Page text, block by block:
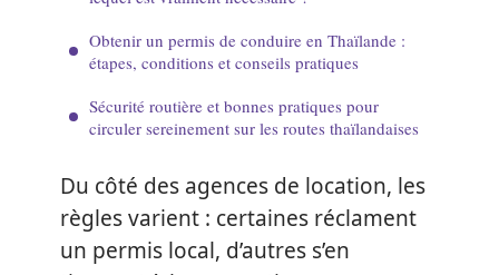
Obtenir un permis de conduire en Thaïlande :
étapes, conditions et conseils pratiques
Sécurité routière et bonnes pratiques pour
circuler sereinement sur les routes thaïlandaises
Du côté des agences de location, les
règles varient : certaines réclament
un permis local, d’autres s’en